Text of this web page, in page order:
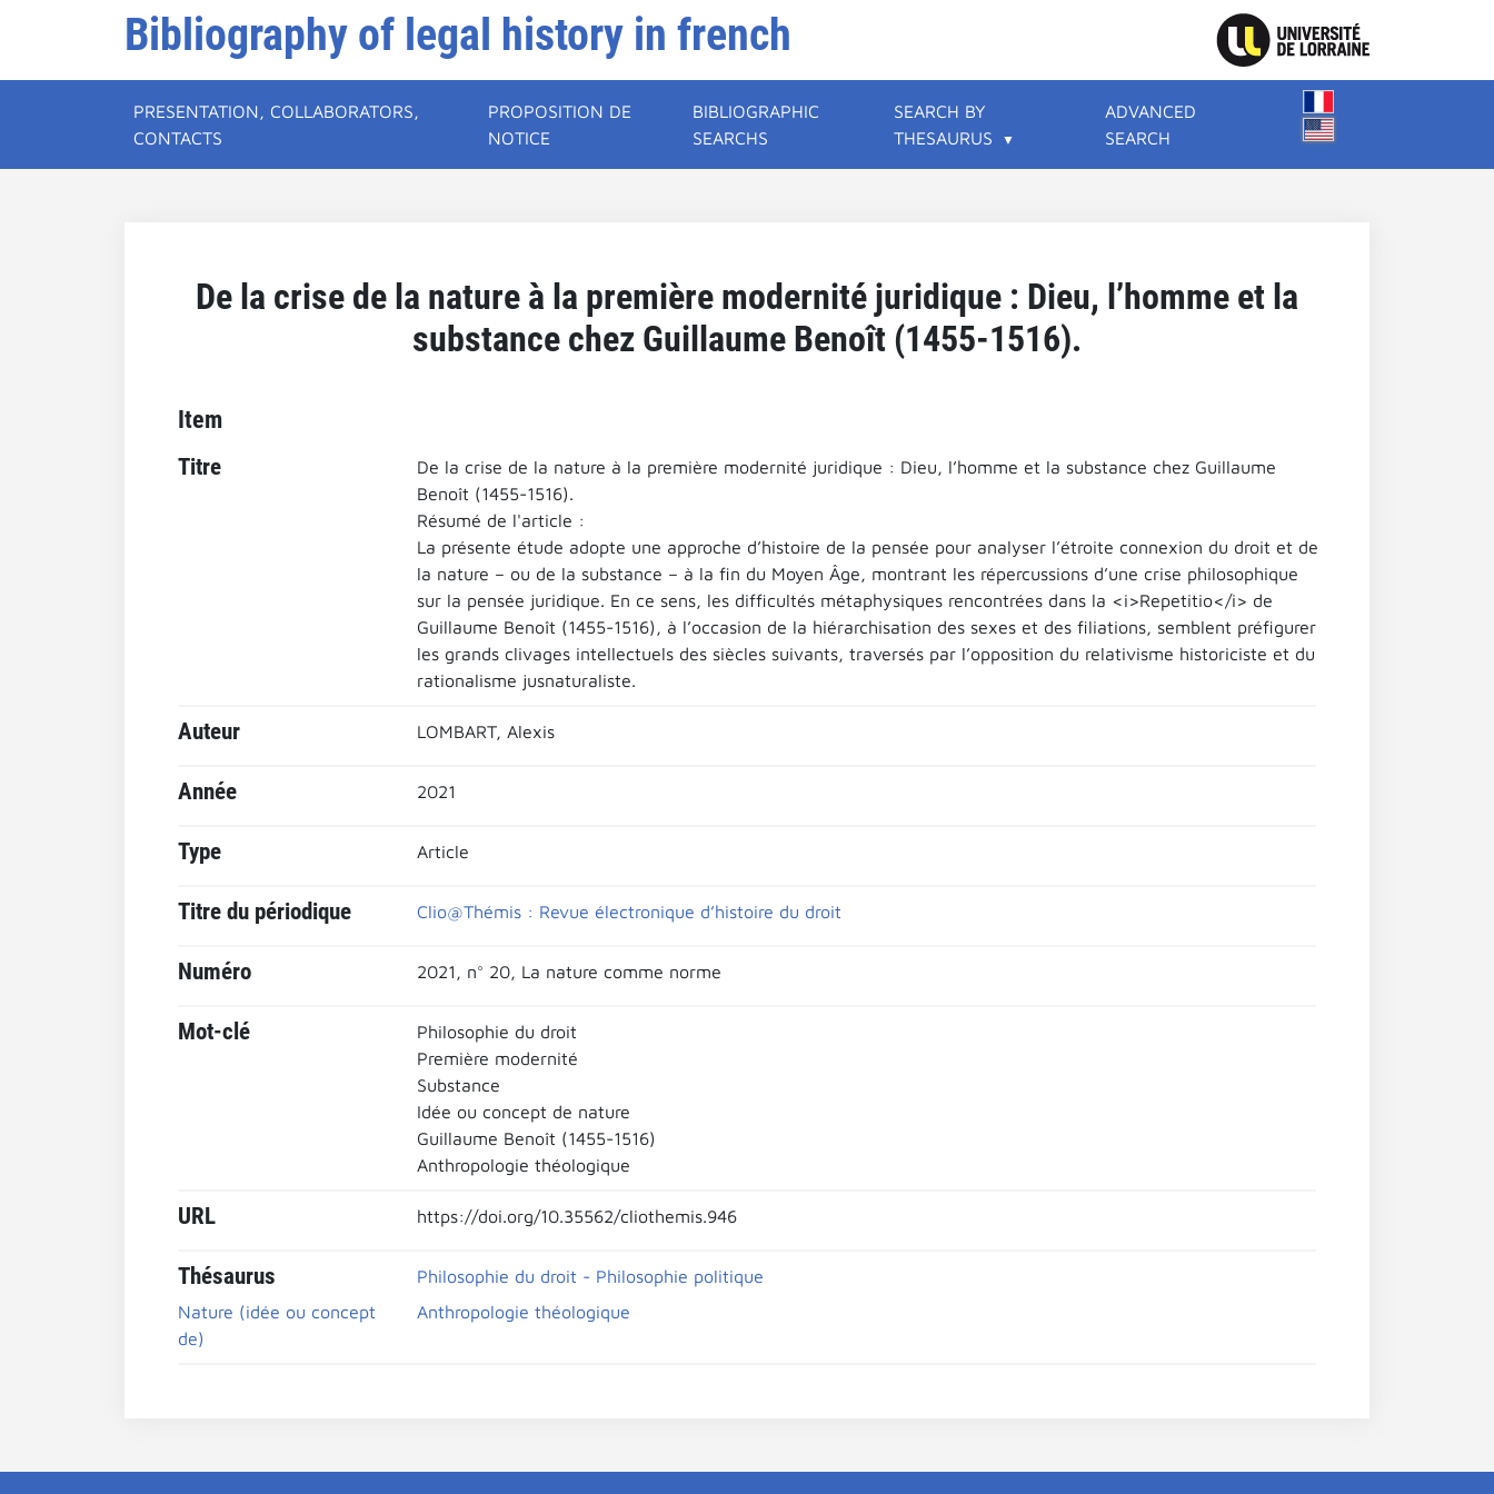
Bibliography of legal history in french
PRESENTATION, COLLABORATORS,
CONTACTS
PROPOSITION DE
NOTICE
BIBLIOGRAPHIC
SEARCHS
SEARCH BY
THESAURUS
ADVANCED
SEARCH
De la crise de la nature à la première modernité juridique : Dieu, l’homme et la
substance chez Guillaume Benoît (1455-1516).
Item
Titre
De la crise de la nature à la première modernité juridique : Dieu, l’homme et la substance chez Guillaume
Benoît (1455-1516).
Résumé de l'article :
La présente étude adopte une approche d’histoire de la pensée pour analyser l’étroite connexion du droit et de
la nature – ou de la substance – à la fin du Moyen Âge, montrant les répercussions d’une crise philosophique
sur la pensée juridique. En ce sens, les difficultés métaphysiques rencontrées dans la <i>Repetitio</i> de
Guillaume Benoît (1455-1516), à l’occasion de la hiérarchisation des sexes et des filiations, semblent préfigurer
les grands clivages intellectuels des siècles suivants, traversés par l’opposition du relativisme historiciste et du
rationalisme jusnaturaliste.
Auteur LOMBART, Alexis
Année 2021
Type Article
Titre du périodique Clio@Thémis : Revue électronique d’histoire du droit
Numéro 2021, n° 20, La nature comme norme
Mot-clé
Philosophie du droit
Première modernité
Substance
Idée ou concept de nature
Guillaume Benoît (1455-1516)
Anthropologie théologique
URL https://doi.org/10.35562/cliothemis.946
Thésaurus
Philosophie du droit - Philosophie politique
Nature (idée ou concept
de)
Anthropologie théologique